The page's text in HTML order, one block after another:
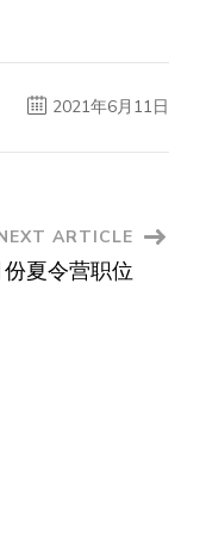
2021年6月11日
ARTICLE
夏令营职位